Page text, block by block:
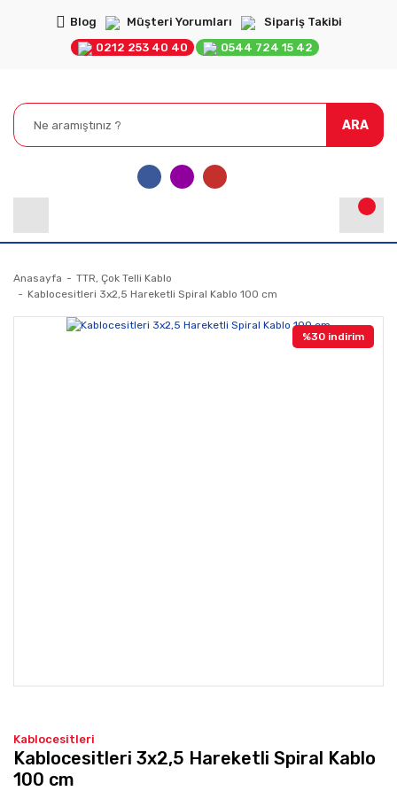
Blog Müşteri Yorumları
Sipariş Takibi
0212 253 40 40
0544 724 15 42
ARA
Anasayfa
TTR, Çok Telli Kablo
Kablocesitleri 3x2,5 Hareketli Spiral Kablo 100 cm
%30 indirim
Kablocesitleri
Kablocesitleri 3x2,5 Hareketli Spiral Kablo
100 cm